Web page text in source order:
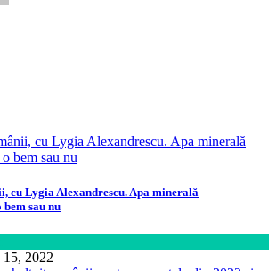
cu Lygia Alexandrescu. Apa minerală
bem sau nu
15, 2022